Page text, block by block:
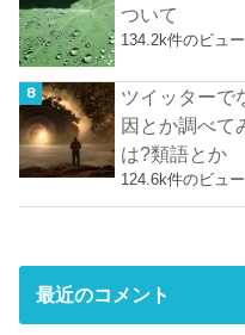
ついて
134.2k件のビュー
ツイッターで
因とか調べて
は?類語とか
124.6k件のビュー
最近のコメント